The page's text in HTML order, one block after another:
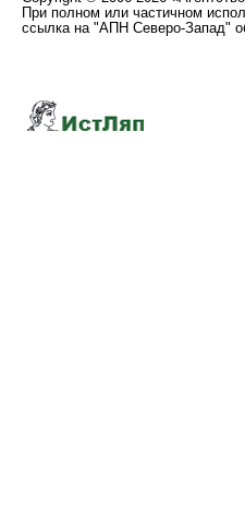
При полном или частичном
ссылка на "АПН Северо-Запад"